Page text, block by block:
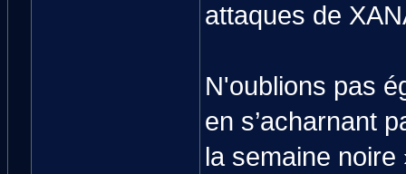
attaques de
N'oublions pas
en s’acharnant
la semaine